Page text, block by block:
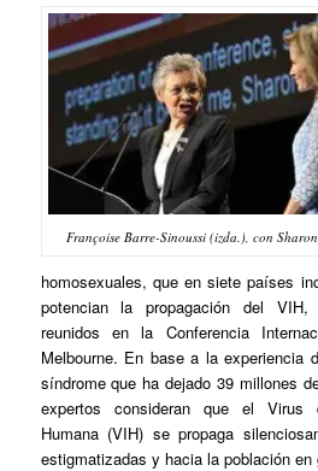
Françoise Barre-Sinoussi (izda.), con
homosexuales, que en siete países
potencian la propagación del VIH,
reunidos en la Conferencia
Melbourne. En base a la experiencia
síndrome que ha dejado 39 millones
expertos consideran que el Virus
Humana (VIH) se propaga
estigmatizadas y hacia la población en